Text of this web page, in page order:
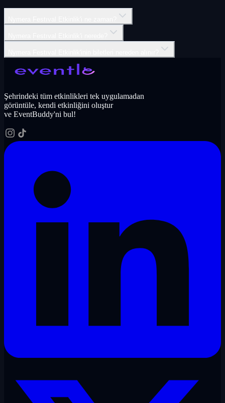
Şehrindeki tüm etkinlikleri tek uygulamadan
görüntüle, kendi etkinliğini oluştur
ve EventBuddy'ni bul!